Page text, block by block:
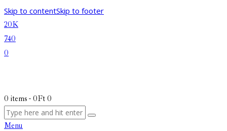
Skip to contentSkip to footer
20K
740
0
0 items - 0Ft 0
Menu